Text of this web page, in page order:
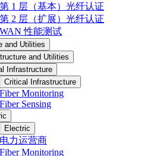
第 1 层（基本）光纤认证
第 2 层（扩展）光纤认证
WAN 性能测试
and Utilities
and Utilities
Infrastructure
Critical Infrastructure
Fiber Monitoring
Fiber Sensing
Electric
电力运营商
Fiber Monitoring